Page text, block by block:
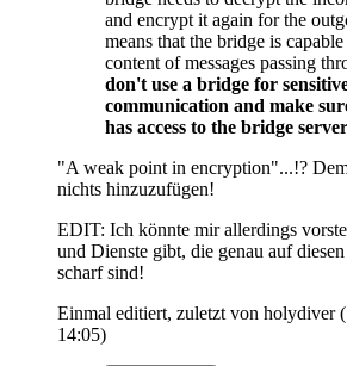
and encrypt it again for the
means that the bridge is
content of messages passing
don't use a bridge for
communication and make
has access to the bridge
"A weak point in encryption"...!?
nichts hinzuzufügen!
EDIT: Ich könnte mir allerdings
und Dienste gibt, die genau auf
scharf sind!
Einmal editiert, zuletzt von holydiver (
14:05)